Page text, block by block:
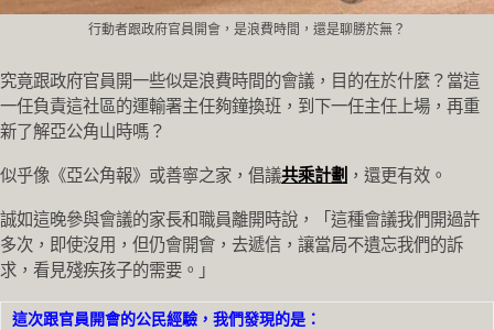
行動者跟政府官員開會，是浪費時間，還是聊勝於無？
究竟跟政府官員開一些似是浪費時間的會議，目的在於什麼？當這
一任負責這社區的運輸署主任夠鐘換班，到下一任主任上場，再重
新了解亞公角山時嗎？
似乎像《亞公角報》或善寧之家，倡議共乘計劃 ，還更有效。
誠如這晚參與會議的家長和職員離開時說，「這種會議我們開過許
多次，即使沒用，但仍會開會，去遞信，讓當局不遺忘我們的訴
求，看見殘疾孩子的需要。」
這次跟官員開會的公民經驗，我們發現的是：